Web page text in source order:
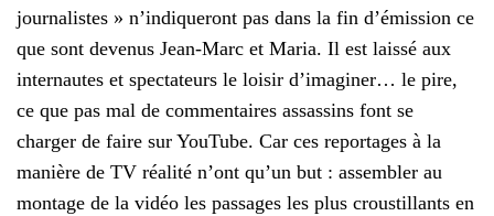
journalistes » n’indiqueront pas dans la fin d’émission ce
que sont devenus Jean-Marc et Maria. Il est laissé aux
internautes et spectateurs le loisir d’imaginer… le pire,
ce que pas mal de commentaires assassins font se
charger de faire sur YouTube. Car ces reportages à la
manière de TV réalité n’ont qu’un but : assembler au
montage de la vidéo les passages les plus croustillants en